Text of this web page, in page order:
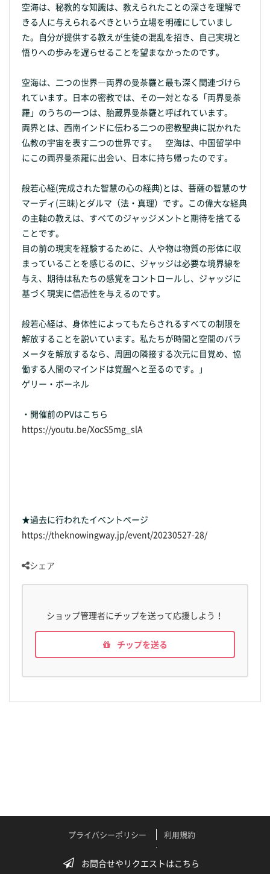
空海は、秘教的な知識は、教えられたことの深さを理解で
きる人に与えられるべきという立場を明確にしていまし
た。自分が提供する教えが生徒の混乱を招き、自己実現と
悟りへの歩みを遅らせることを望まなかったのです。
空海は、二つの世界―両界の曼荼羅と最も深く関連づけら
れています。日本の密教では、その一対となる「両界曼荼
羅」のうちの一つは、胎蔵界曼荼羅と呼ばれています。
両界とは、西南インドに伝わる二つの密教聖典に説かれた
仏教の宇宙を表す二つの世界です。 空海は、中国留学中
にこの両界曼荼羅に出会い、日本に持ち帰ったのです。
般若心経(完成された智慧の心の経典)とは、菩薩の智慧のサ
マーディ(三昧)とダルマ（法・真理）です。この偉大な経典
の主軸の教えは、すべてのジャッジメントと期待を捨てる
ことです。
目の前の現実を経験するために、人や物は物質の形体に収
まっていることを感じるのに、ジャッジは必要な境界線を
与え、期待は私たちの感覚をコントロールし、ジャッジに
基づく現実に信憑性を与えるのです。
般若心経は、身体性によってもたらされるすべての制限を
解放することを説いています。私たちが時間と空間のパラ
メータを解放するなら、周囲の隣接する次元に目覚め、協
働する人間のマインドは覚醒へと至るのです。」
ゲリー・ボーネル
・開催前のPVはこちら
https://youtu.be/XocS5mg_slA
★過去に行われたイベントページ
https://theknowingway.jp/event/20230527-28/
シェア
ショップ管理者にチップを送って応援しよう！
チップを送る
お問合せやリクエストはこちら
プライバシーポリシー
利用規約